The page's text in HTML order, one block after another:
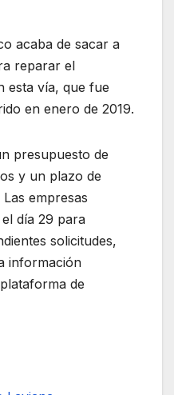
acaba de sacar a
reparar el
esta vía, que fue
en enero de 2019.
presupuesto de
y un plazo de
empresas
día 29 para
solicitudes,
información
de